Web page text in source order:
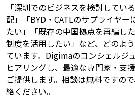
「深圳でのビジネスを検討してい
配」「BYD・CATLのサプライヤー
たい」「既存の中国拠点を再編し
制度を活用したい」など、どのよ
ています。Digimaのコンシェルジ
ヒアリングし、最適な専門家・支
ご提供します。相談は無料ですの
絡ください。